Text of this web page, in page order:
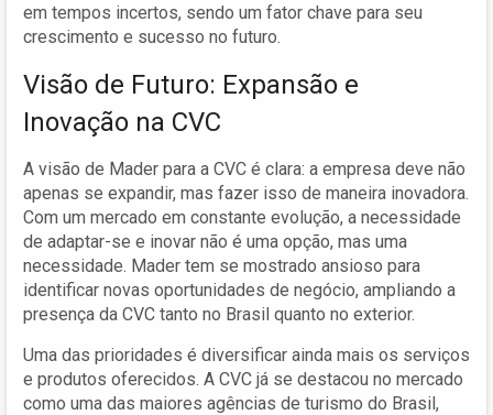
em tempos incertos, sendo um fator chave para seu
crescimento e sucesso no futuro.
Visão de Futuro: Expansão e
Inovação na CVC
A visão de Mader para a CVC é clara: a empresa deve não
apenas se expandir, mas fazer isso de maneira inovadora.
Com um mercado em constante evolução, a necessidade
de adaptar-se e inovar não é uma opção, mas uma
necessidade. Mader tem se mostrado ansioso para
identificar novas oportunidades de negócio, ampliando a
presença da CVC tanto no Brasil quanto no exterior.
Uma das prioridades é diversificar ainda mais os serviços
e produtos oferecidos. A CVC já se destacou no mercado
como uma das maiores agências de turismo do Brasil,